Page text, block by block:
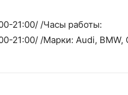
21:00/ /Часы работы:
21:00/ /Марки: Audi, BMW,